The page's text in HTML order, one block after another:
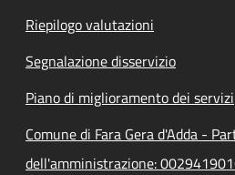
Riepilogo valutazioni
Segnalazione disservizio
Piano di miglioramento dei servizi
Comune di Fara Gera d'Adda -
dell'amministrazione: